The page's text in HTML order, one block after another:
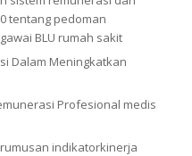
tentang pedoman
BLU rumah sakit
Dalam Meningkatkan
Profesional medis
indikatorkinerja